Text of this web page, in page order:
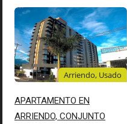
Arriendo, Usado
APARTAMENTO EN
ARRIENDO, CONJUNTO